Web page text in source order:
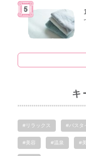
キ
#リラックス #バスタ
#美容 #温泉 #